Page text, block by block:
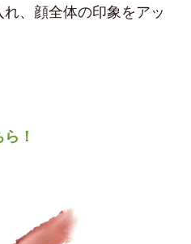
、顔全体の印象をアッ
！